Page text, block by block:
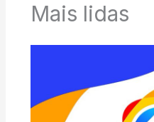
Mais lidas